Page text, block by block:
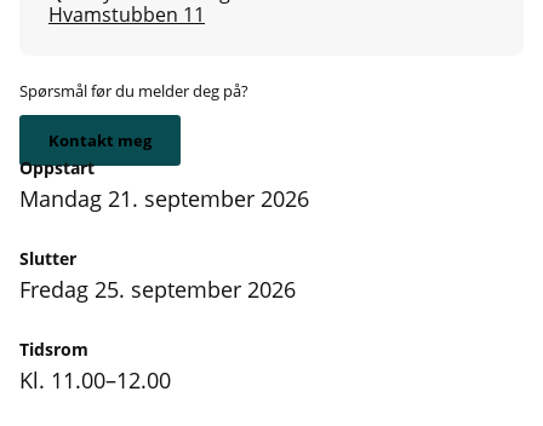
Hvamstubben 11
Spørsmål før du melder deg på?
Kontakt meg
Oppstart
mandag 21. september 2026
Slutter
fredag 25. september 2026
Tidsrom
Kl. 11.00–12.00